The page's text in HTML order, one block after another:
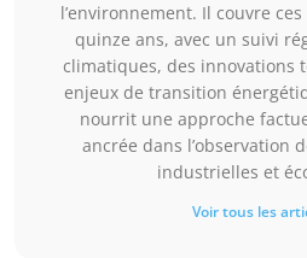
l’environnement. Il couvre
quinze ans, avec un suivi
climatiques, des innovations
enjeux de transition
nourrit une approche
ancrée dans l’observation
industrielles et
Voir tous les